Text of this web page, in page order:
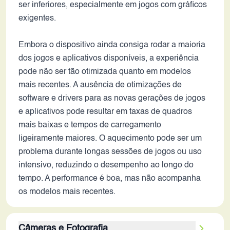
ser inferiores, especialmente em jogos com gráficos
exigentes.
Embora o dispositivo ainda consiga rodar a maioria
dos jogos e aplicativos disponíveis, a experiência
pode não ser tão otimizada quanto em modelos
mais recentes. A ausência de otimizações de
software e drivers para as novas gerações de jogos
e aplicativos pode resultar em taxas de quadros
mais baixas e tempos de carregamento
ligeiramente maiores. O aquecimento pode ser um
problema durante longas sessões de jogos ou uso
intensivo, reduzindo o desempenho ao longo do
tempo. A performance é boa, mas não acompanha
os modelos mais recentes.